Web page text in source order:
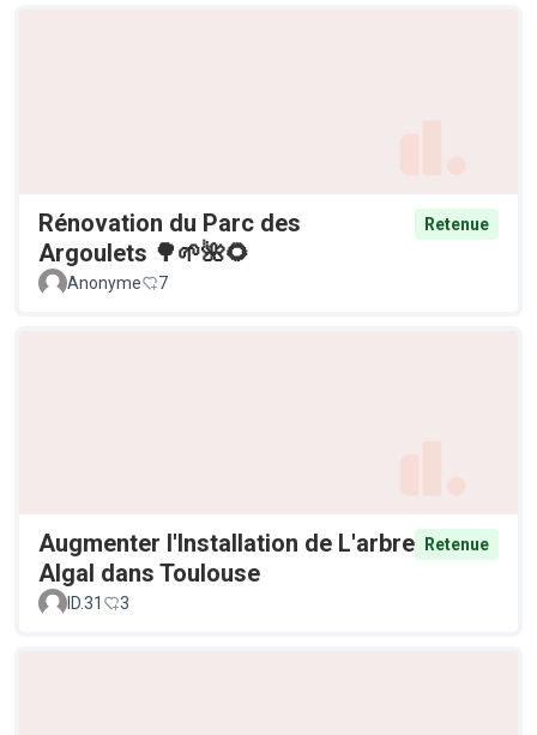
Rénovation du Parc des
Argoulets 🌳🌱🌺🌻
Retenue
Anonyme 7
Augmenter l'Installation de L'arbre
Algal dans Toulouse
Retenue
ID.31 3